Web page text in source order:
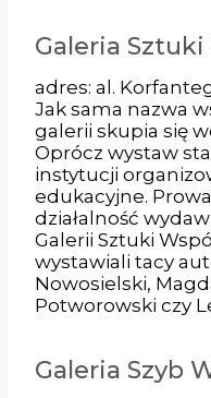
Galeria Sztuki
adres: al.
Jak sama nazwa
galerii skupia się
Oprócz wystaw
instytucji
edukacyjne.
działalność
Galerii Sztuki
wystawiali tacy
Nowosielski,
Potworowski czy
Galeria Szyb